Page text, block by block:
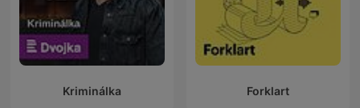
Kriminálka Forklart